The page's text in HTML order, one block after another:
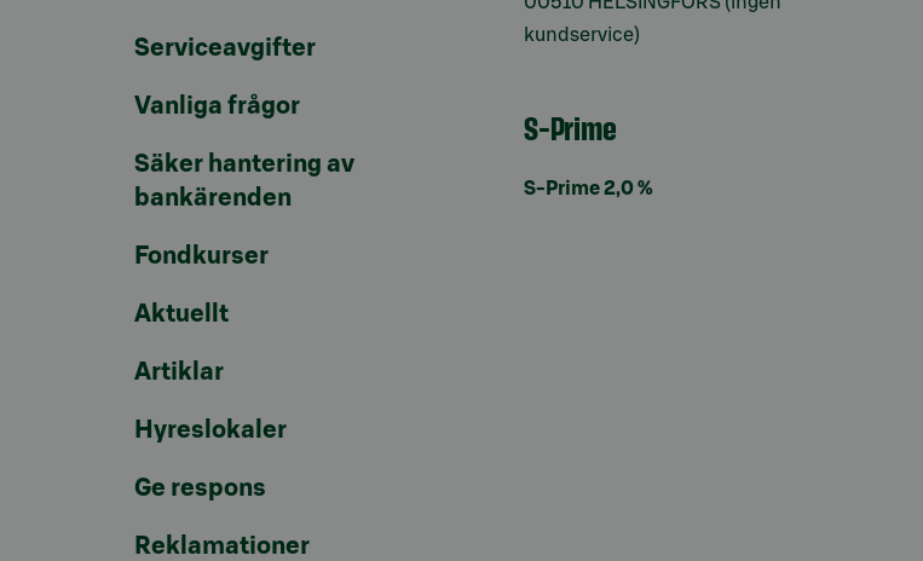
Serviceavgifter
Vanliga frågor
Säker hantering av
bankärenden
Fondkurser
Aktuellt
Artiklar
Hyreslokaler
Ge respons
Reklamationer
kundservice)
S-Prime
S-Prime 2,0 %